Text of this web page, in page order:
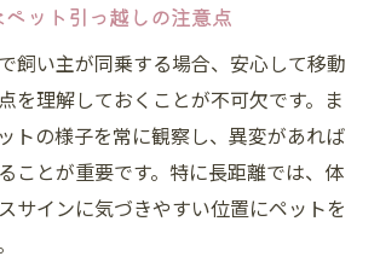
ット引っ越しの注意点
飼い主が同乗する場合、安心して移動
を理解しておくことが不可欠です。ま
トの様子を常に観察し、異変があれば
ことが重要です。特に長距離では、体
サインに気づきやすい位置にペットを